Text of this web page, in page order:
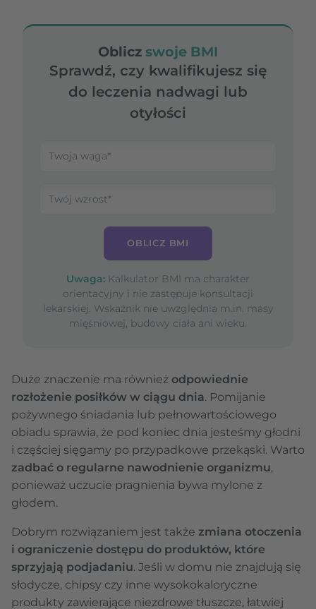
Oblicz swoje BMI
Sprawdź, czy kwalifikujesz się
do leczenia nadwagi lub
otyłości
OBLICZ BMI
Uwaga: Kalkulator BMI ma charakter
orientacyjny i nie zastępuje konsultacji
lekarskiej. Wskaźnik nie uwzględnia m.in. masy
mięśniowej, budowy ciała ani wieku.
Duże znaczenie ma również odpowiednie
rozłożenie posiłków w ciągu dnia. Pomijanie
pożywnego śniadania lub pełnowartościowego
obiadu sprawia, że pod koniec dnia jesteśmy głodni
i częściej sięgamy po przypadkowe przekąski. Warto
zadbać o regularne nawodnienie organizmu,
ponieważ uczucie pragnienia bywa mylone z
głodem.
Dobrym rozwiązaniem jest także zmiana otoczenia
i ograniczenie dostępu do produktów, które
sprzyjają podjadaniu. Jeśli w domu nie znajdują się
słodycze, chipsy czy inne wysokokaloryczne
produkty zawierające niezdrowe tłuszcze, łatwiej